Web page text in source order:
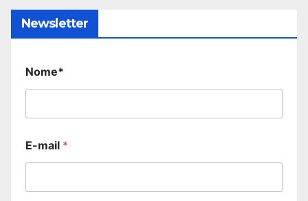
Newsletter
Nome*
E-mail *